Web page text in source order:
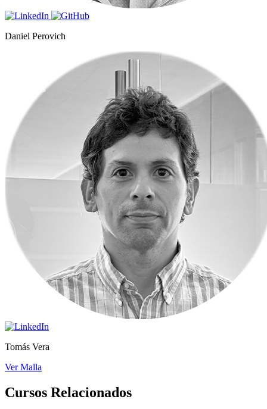
Daniel Perovich
Tomás Vera
Ver Malla
Cursos Relacionados